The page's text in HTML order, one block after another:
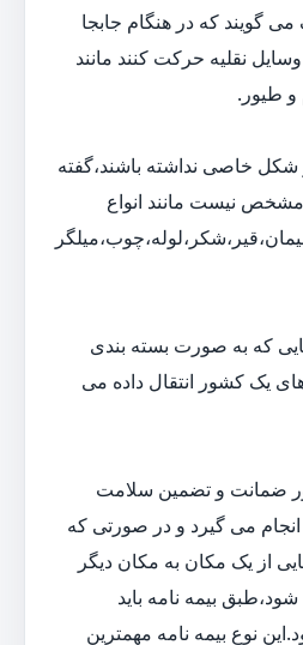
می گویند که در هنگام جابجا
نقلیه حرکت کنند مانند
و طیور.
شکل خاصی نداشته باشند،گفته
نیست مانند انواع
که به صورت بسته بندی
یک کشور انتقال داده می
ضمانت و تضمین سلامت
می گیرد و در صورتی که
از یک مکان به مکان دیگر
بیمه نامه باید
نوع بیمه نامه مهمترین